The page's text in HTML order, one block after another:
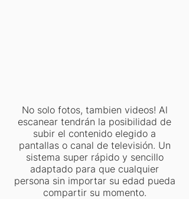
No solo fotos, tambien videos! Al
escanear tendrán la posibilidad de
subir el contenido elegido a
pantallas o canal de televisión. Un
sistema super rápido y sencillo
adaptado para que cualquier
persona sin importar su edad pueda
compartir su momento.